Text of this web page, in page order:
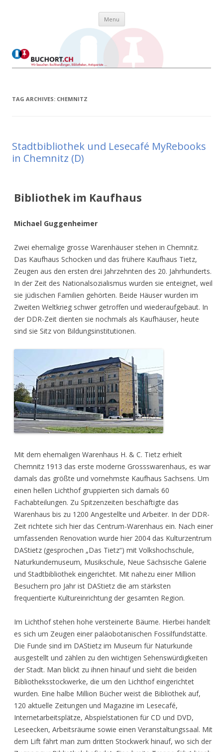
Wir besuchen: Buchhandlungen, Bibliotheken, Antiquariate …
Menu Skip to content
TAG ARCHIVES: CHEMNITZ
Stadtbibliothek und Lesecafé MyRebooks
in Chemnitz (D)
Bibliothek im Kaufhaus
Michael Guggenheimer
Zwei ehemalige grosse Warenhäuser stehen in Chemnitz.
Das Kaufhaus Schocken und das frühere Kaufhaus Tietz,
Zeugen aus den ersten drei Jahrzehnten des 20. Jahrhunderts.
In der Zeit des Nationalsozialismus wurden sie enteignet, weil
sie jüdischen Familien gehörten. Beide Häuser wurden im
Zweiten Weltkrieg schwer getroffen und wiederaufgebaut. In
der DDR-Zeit dienten sie nochmals als Kaufhäuser, heute
sind sie Sitz von Bildungsinstitutionen.
Mit dem ehemaligen Warenhaus H. & C. Tietz erhielt
Chemnitz 1913 das erste moderne Grossswarenhaus, es war
damals das größte und vornehmste Kaufhaus Sachsens. Um
einen hellen Lichthof gruppierten sich damals 60
Fachabteilungen. Zu Spitzenzeiten beschäftigte das
Warenhaus bis zu 1200 Angestellte und Arbeiter. In der DDR-
Zeit richtete sich hier das Centrum-Warenhaus ein. Nach einer
umfassenden Renovation wurde hier 2004 das Kulturzentrum
DAStietz (gesprochen „Das Tietz“) mit Volkshochschule,
Naturkundemuseum, Musikschule, Neue Sächsische Galerie
und Stadtbibliothek eingerichtet. Mit nahezu einer Million
Besuchern pro Jahr ist DAStietz die am stärksten
frequentierte Kultureinrichtung der gesamten Region.
Im Lichthof stehen hohe versteinerte Bäume. Hierbei handelt
es sich um Zeugen einer paläobotanischen Fossilfundstätte.
Die Funde sind im DAStietz im Museum für Naturkunde
ausgestellt und zählen zu den wichtigen Sehenswürdigkeiten
der Stadt. Man blickt zu ihnen hinauf und sieht die beiden
Bibliotheksstockwerke, die um den Lichthof eingerichtet
wurden. Eine halbe Million Bücher weist die Bibliothek auf,
120 aktuelle Zeitungen und Magazine im Lesecafé,
Internetarbeitsplätze, Abspielstationen für CD und DVD,
Leseecken, Arbeitsräume sowie einen Veranstaltungssaal. Mit
dem Lift fährt man zum dritten Stockwerk hinauf, wo sich der